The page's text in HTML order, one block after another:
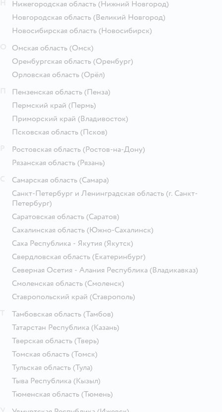
Нижегородская область (Нижний Новгород)
Новгородская область (Великий Новгород)
Новосибирская область (Новосибирск)
Омская область (Омск)
Оренбургская область (Оренбург)
Орловская область (Орёл)
Пензенская область (Пенза)
Пермский край (Пермь)
Приморский край (Владивосток)
Псковская область (Псков)
Ростовская область (Ростов-на-Дону)
Рязанская область (Рязань)
Самарская область (Самара)
Санкт-Петербург и Ленинградская область (г. Санкт-
Петербург)
Саратовская область (Саратов)
Сахалинская область (Южно-Сахалинск)
Саха Республика - Якутия (Якутск)
Свердловская область (Екатеринбург)
Северная Осетия - Алания Республика (Владикавказ)
Смоленская область (Смоленск)
Ставропольский край (Ставрополь)
Тамбовская область (Тамбов)
Татарстан Республика (Казань)
Тверская область (Тверь)
Томская область (Томск)
Тульская область (Тула)
Тыва Республика (Кызыл)
Тюменская область (Тюмень)